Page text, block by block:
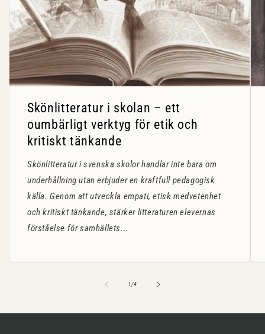
Skönlitteratur i skolan – ett
oumbärligt verktyg för etik och
kritiskt tänkande
Skönlitteratur i svenska skolor handlar inte bara om
underhållning utan erbjuder en kraftfull pedagogisk
källa. Genom att utveckla empati, etisk medvetenhet
och kritiskt tänkande, stärker litteraturen elevernas
förståelse för samhällets...
1/av
4